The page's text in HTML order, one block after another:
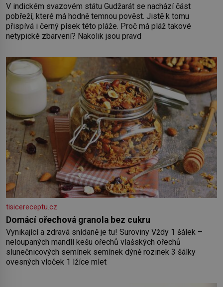
V indickém svazovém státu Gudžarát se nachází část
pobřeží, které má hodně temnou pověst. Jistě k tomu
přispívá i černý písek této pláže. Proč má pláž takové
netypické zbarvení? Nakolik jsou pravd
tisicereceptu.cz
Domácí ořechová granola bez cukru
Vynikající a zdravá snídaně je tu! Suroviny Vždy 1 šálek –
neloupaných mandlí kešu ořechů vlašských ořechů
slunečnicových semínek semínek dýně rozinek 3 šálky
ovesných vloček 1 lžíce mlet